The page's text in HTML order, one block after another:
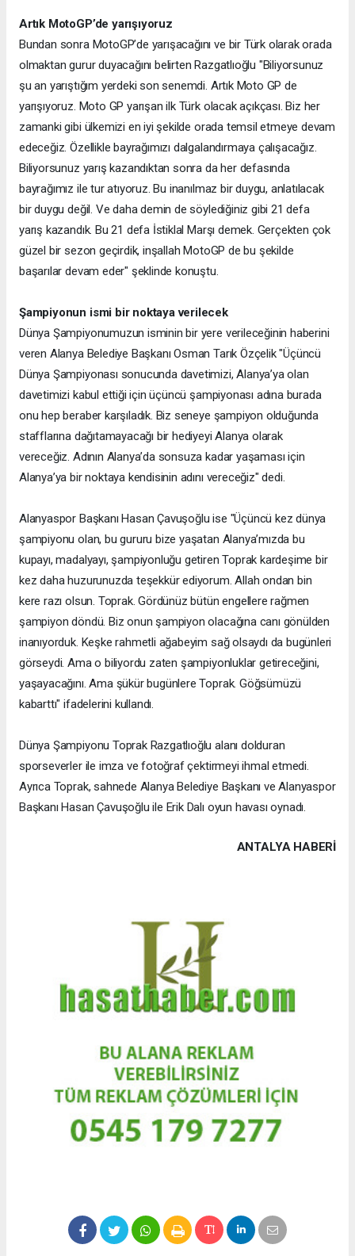
Artık MotoGP’de yarışıyoruz
Bundan sonra MotoGP’de yarışacağını ve bir Türk olarak orada
olmaktan gurur duyacağını belirten Razgatlıoğlu "Biliyorsunuz
şu an yarıştığım yerdeki son senemdi. Artık Moto GP de
yarışıyoruz. Moto GP yarışan ilk Türk olacak açıkçası. Biz her
zamanki gibi ülkemizi en iyi şekilde orada temsil etmeye devam
edeceğiz. Özellikle bayrağımızı dalgalandırmaya çalışacağız.
Biliyorsunuz yarış kazandıktan sonra da her defasında
bayrağımız ile tur atıyoruz. Bu inanılmaz bir duygu, anlatılacak
bir duygu değil. Ve daha demin de söylediğiniz gibi 21 defa
yarış kazandık. Bu 21 defa İstiklal Marşı demek. Gerçekten çok
güzel bir sezon geçirdik, inşallah MotoGP de bu şekilde
başarılar devam eder" şeklinde konuştu.
Şampiyonun ismi bir noktaya verilecek
Dünya Şampiyonumuzun isminin bir yere verileceğinin haberini
veren Alanya Belediye Başkanı Osman Tarık Özçelik "Üçüncü
Dünya Şampiyonası sonucunda davetimizi, Alanya’ya olan
davetimizi kabul ettiği için üçüncü şampiyonası adına burada
onu hep beraber karşıladık. Biz seneye şampiyon olduğunda
stafflarına dağıtamayacağı bir hediyeyi Alanya olarak
vereceğiz. Adının Alanya’da sonsuza kadar yaşaması için
Alanya’ya bir noktaya kendisinin adını vereceğiz" dedi.
Alanyaspor Başkanı Hasan Çavuşoğlu ise "Üçüncü kez dünya
şampiyonu olan, bu gururu bize yaşatan Alanya’mızda bu
kupayı, madalyayı, şampiyonluğu getiren Toprak kardeşime bir
kez daha huzurunuzda teşekkür ediyorum. Allah ondan bin
kere razı olsun. Toprak. Gördünüz bütün engellere rağmen
şampiyon döndü. Biz onun şampiyon olacağına canı gönülden
inanıyorduk. Keşke rahmetli ağabeyim sağ olsaydı da bugünleri
görseydi. Ama o biliyordu zaten şampiyonluklar getireceğini,
yaşayacağını. Ama şükür bugünlere Toprak. Göğsümüzü
kabarttı" ifadelerini kullandı.
Dünya Şampiyonu Toprak Razgatlıoğlu alanı dolduran
sporseverler ile imza ve fotoğraf çektirmeyi ihmal etmedi.
Ayrıca Toprak, sahnede Alanya Belediye Başkanı ve Alanyaspor
Başkanı Hasan Çavuşoğlu ile Erik Dalı oyun havası oynadı.
ANTALYA HABERİ